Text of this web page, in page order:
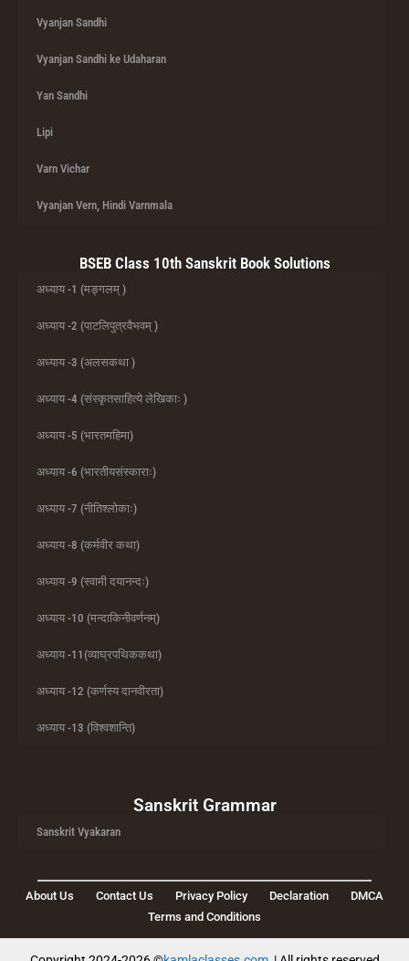
Vyanjan Sandhi
Vyanjan Sandhi ke Udaharan
Yan Sandhi
Lipi
Varn Vichar
Vyanjan Vern, Hindi Varnmala
BSEB Class 10th Sanskrit Book Solutions
अध्याय -1 (मङ्गलम् )
अध्याय -2 (पाटलिपुत्रवैभवम् )
अध्याय -3 (अलसकथा )
अध्याय -4 (संस्कृतसाहित्ये लेखिकाः )
अध्याय -5 (भारतमहिमा)
अध्याय -6 (भारतीयसंस्काराः)
अध्याय -7 (नीतिश्लोकाः)
अध्याय -8 (कर्मवीर कथा)
अध्याय -9 (स्वामी दयानन्दः)
अध्याय -10 (मन्दाकिनीवर्णनम्)
अध्याय -11(व्याघ्रपथिककथा)
अध्याय -12 (कर्णस्य दानवीरता)
अध्याय -13 (विश्वशान्ति)
Sanskrit Grammar
Sanskrit Vyakaran
About Us Contact Us Privacy Policy Declaration
DMCA
Terms and Conditions